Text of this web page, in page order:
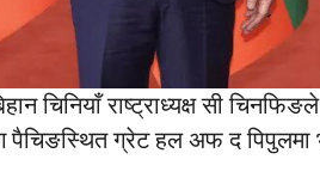
चिनियाँ राष्ट्राध्यक्ष सी
ग्रेट हल अफ द पिपुलमा